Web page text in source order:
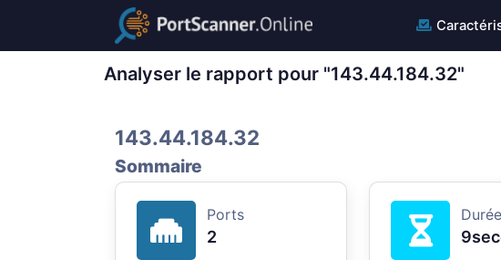
Analyser le rapport pour "143.44.184.32"
143.44.184.32
Sommaire
Ports
2
Durée